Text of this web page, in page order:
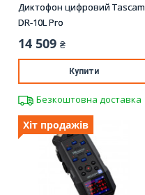
Диктофон цифровий Tascam
DR-10L Pro
14 509 ₴
Купити
Безкоштовна доставка
Хіт продажів